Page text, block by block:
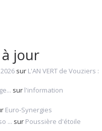
jour
sur L'AN VERT de Vouziers :
sur l'information
Euro-Synergies
... sur Poussière d'étoile